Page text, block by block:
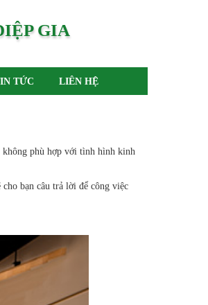
GIA
TỨC LIÊN HỆ
không phù hợp với tình hình kinh
bạn câu trả lời để công việc